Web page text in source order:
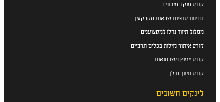
קורס סוקר סיכונים
בחינות סופיות שמאות מקרקעין
מסלול תיווך נדלן למקצוענים
קורס איתור נזילות בכלים תרמיים
קורס ייעוץ משכנתאות
קורס תיווך נדלן
לינקים חשובים